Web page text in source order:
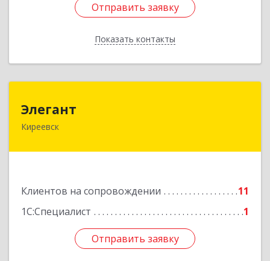
Отправить заявку
Показать контакты
Отправить заявку
Назад
Элегант
Киреевск
Клиентов на сопровождении
11
1С:Специалист
1
Отправить заявку
301262, Тульская обл, Киреевск г, Чехова ул,
Отправить заявку